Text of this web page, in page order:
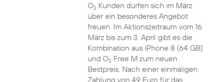
O2Kunden dürfen sich im März
über ein besonderes Angebot
freuen. Im Aktionszeitraum vom 16.
März bis zum 3. April gibt es die
Kombination aus iPhone 8 (64 GB)
und O2Free M zum neuen
Bestpreis. Nach einer einmaligen
Zahlung von 49 Euro für das